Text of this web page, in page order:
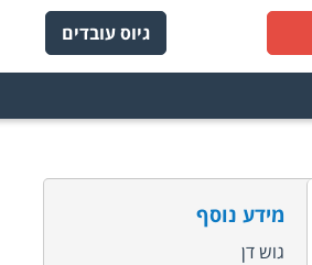
גיוס עובדים
מידע נוסף
גוש דן